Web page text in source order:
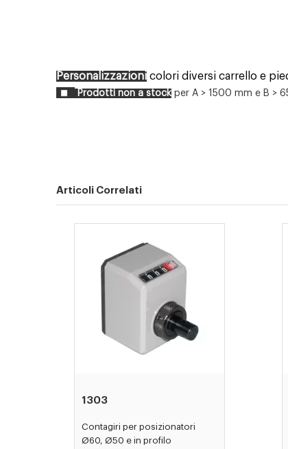
Personalizzazioni colori diversi carrello e
Prodotti non a stock per A > 1500 mm e B >
Articoli Correlati
1303
Contagiri per posizionatori
Ø60, Ø50 e in profilo